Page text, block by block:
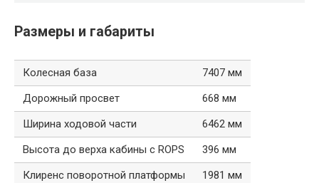
Размеры и габариты
Колесная база
7407 мм
Дорожный просвет
668 мм
Ширина ходовой части
6462 мм
Высота до верха кабины с ROPS
396 мм
Клиренс поворотной платформы
1981 мм